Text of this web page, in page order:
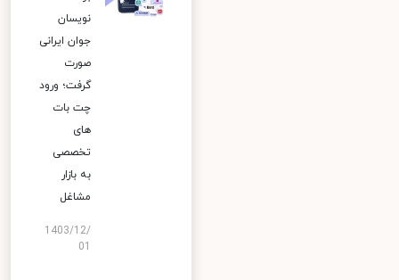
نویسان
جوان ایرانی
صورت
گرفت؛ ورود
چت بات
های
تخصصی
به بازار
مشاغل
1403/12/